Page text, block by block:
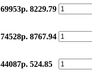
69953р. 8229.79
74528р. 8767.94
44087р. 524.85